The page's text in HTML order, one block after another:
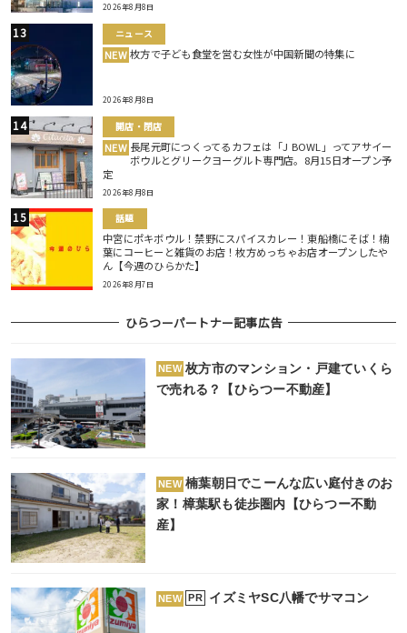
2026年8月8日
ニュース
NEW 枚方で子ども食堂を営む女性が中国新聞の特集に
2026年8月8日
開店・閉店
NEW 長尾元町につくってるカフェは「J BOWL」ってアサイー
ボウルとグリークヨーグルト専門店。8月15日オープン予
定
2026年8月8日
話題
中宮にポキボウル！禁野にスパイスカレー！東船橋にそば！楠
葉にコーヒーと雑貨のお店！枚方めっちゃお店オープンしたや
ん【今週のひらかた】
2026年8月7日
ひらつーパートナー記事広告
NEW 枚方市のマンション・戸建ていくら
で売れる？【ひらつー不動産】
NEW 楠葉朝日でこーんな広い庭付きのお
家！樟葉駅も徒歩圏内【ひらつー不動
産】
NEW PR イズミヤSC八幡でサマコン